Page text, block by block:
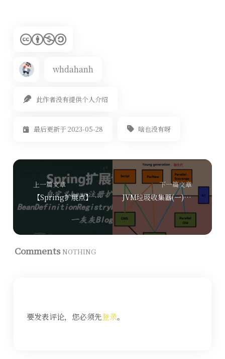
whdahanh
此作者没有提供个人介绍
最后更新于 2023-05-28 啥也没有呀
上一篇文章
【Spring扩展点】 自定义 bean 注册扩展机制 BeanDefinitionRegistryPostProcessor
下一篇文章
JVM垃圾收集器(一) —— 垃圾收集概述
Comments NOTHING
要发表评论，您必须先登录。